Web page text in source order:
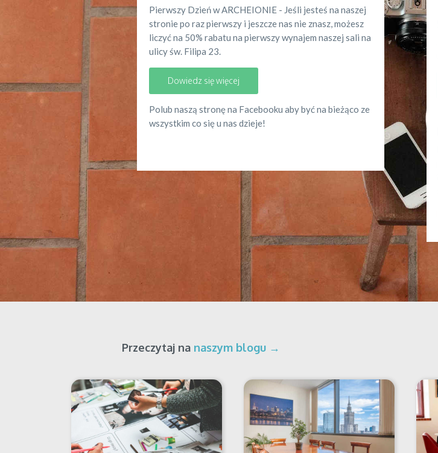
Pierwszy Dzień w ARCHEIONIE - Jeśli jesteś na naszej
stronie po raz pierwszy i jeszcze nas nie znasz, możesz
liczyć na 50% rabatu na pierwszy wynajem naszej sali na
ulicy św. Filipa 23.
Dowiedz się więcej
Polub naszą stronę na Facebooku aby być na bieżąco ze
wszystkim co się u nas dzieje!
Przeczytaj na naszym blogu →